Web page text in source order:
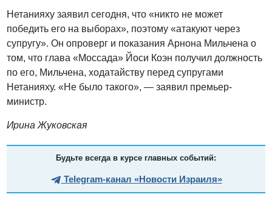
Нетанияху заявил сегодня, что «никто не может
победить его на выборах», поэтому «атакуют через
супругу». Он опроверг и показания Арнона Мильчена о
том, что глава «Моссада» Йоси Коэн получил должность
по его, Мильчена, ходатайству перед супругами
Нетанияху. «Не было такого», — заявил премьер-
министр.
Ирина Жуковская
Будьте всегда в курсе главных событий:
Telegram-канал «Новости Израиля»